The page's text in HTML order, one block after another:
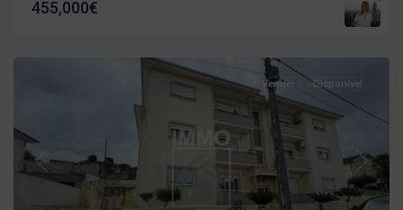
455,000€
Previous Next
Vender Disponivel